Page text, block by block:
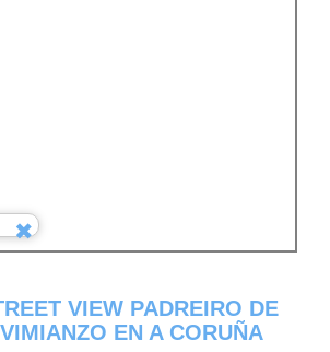
VIEW PADREIRO DE
EN A CORUÑA